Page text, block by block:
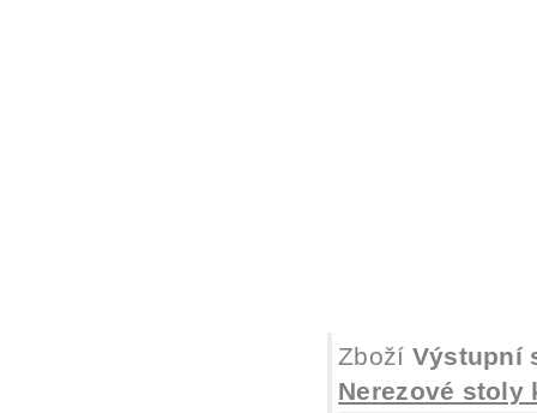
Zboží Výstupní
Nerezové stoly